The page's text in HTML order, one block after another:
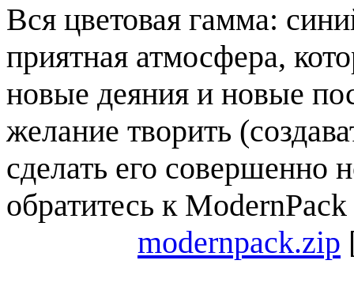
Вся цветовая гамма:
приятная атмосфера,
новые деяния и новые
желание творить
сделать его совершенно
обратитесь к
modernpack.zip